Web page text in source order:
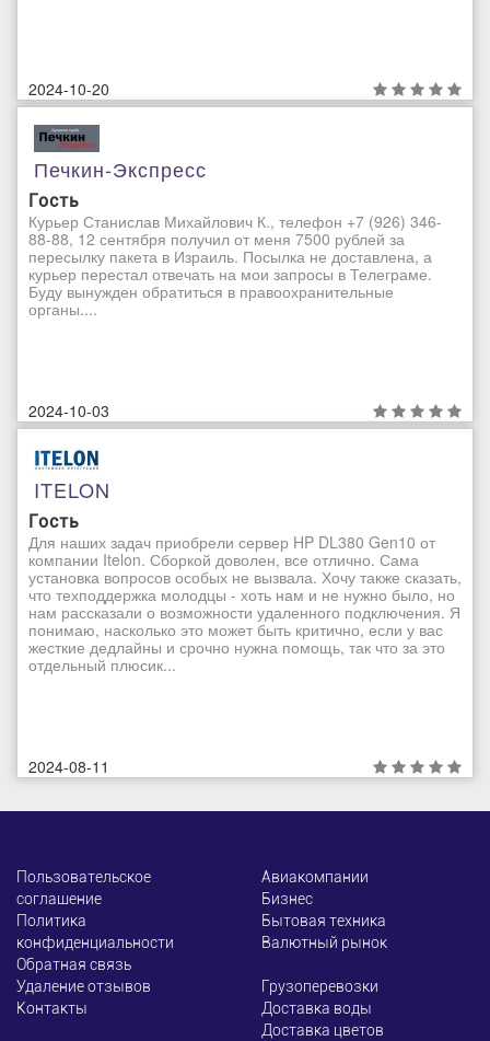
2024-10-20
Печкин-Экспресс
Гость
Курьер Станислав Михайлович К., телефон +7 (926) 346-
88-88, 12 сентября получил от меня 7500 рублей за
пересылку пакета в Израиль. Посылка не доставлена, а
курьер перестал отвечать на мои запросы в Телеграме.
Буду вынужден обратиться в правоохранительные
органы....
2024-10-03
ITELON
Гость
Для наших задач приобрели сервер HP DL380 Gen10 от
компании Itelon. Сборкой доволен, все отлично. Сама
установка вопросов особых не вызвала. Хочу также сказать,
что техподдержка молодцы - хоть нам и не нужно было, но
нам рассказали о возможности удаленного подключения. Я
понимаю, насколько это может быть критично, если у вас
жесткие дедлайны и срочно нужна помощь, так что за это
отдельный плюсик...
2024-08-11
Пользовательское
соглашение
Политика
конфиденциальности
Обратная связь
Удаление отзывов
Контакты
Авиакомпании
Бизнес
Бытовая техника
Валютный рынок
Грузоперевозки
Доставка воды
Доставка цветов